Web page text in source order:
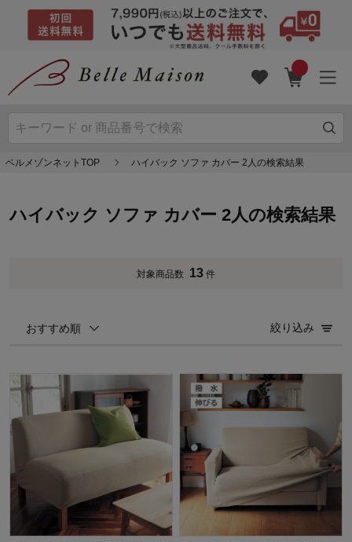
ベルメゾンネットTOP ハイバック ソファ カバー 2人の検索結果
ハイバック ソファ カバー 2人の検索結果
対象商品数 13 件
おすすめ順 絞り込み